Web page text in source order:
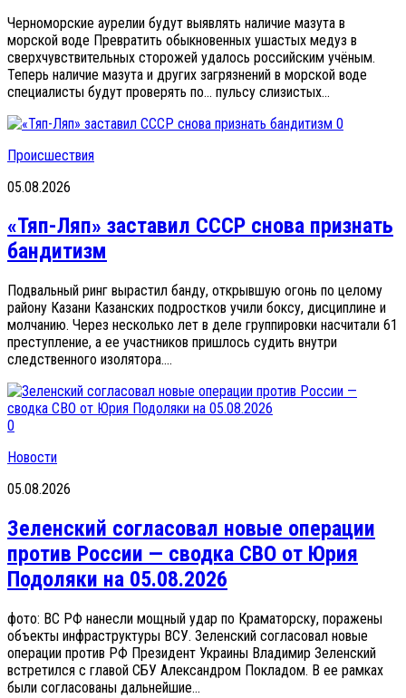
Черноморские аурелии будут выявлять наличие мазута в
морской воде Превратить обыкновенных ушастых медуз в
сверхчувствительных сторожей удалось российским учёным.
Теперь наличие мазута и других загрязнений в морской воде
специалисты будут проверять по… пульсу слизистых...
0
Происшествия
05.08.2026
«Тяп-Ляп» заставил СССР снова признать
бандитизм
Подвальный ринг вырастил банду, открывшую огонь по целому
району Казани Казанских подростков учили боксу, дисциплине и
молчанию. Через несколько лет в деле группировки насчитали 61
преступление, а ее участников пришлось судить внутри
следственного изолятора....
0
Новости
05.08.2026
Зеленский согласовал новые операции
против России — сводка СВО от Юрия
Подоляки на 05.08.2026
фото: ВС РФ нанесли мощный удар по Краматорску, поражены
объекты инфраструктуры ВСУ. Зеленский согласовал новые
операции против РФ Президент Украины Владимир Зеленский
встретился с главой СБУ Александром Покладом. В ее рамках
были согласованы дальнейшие...